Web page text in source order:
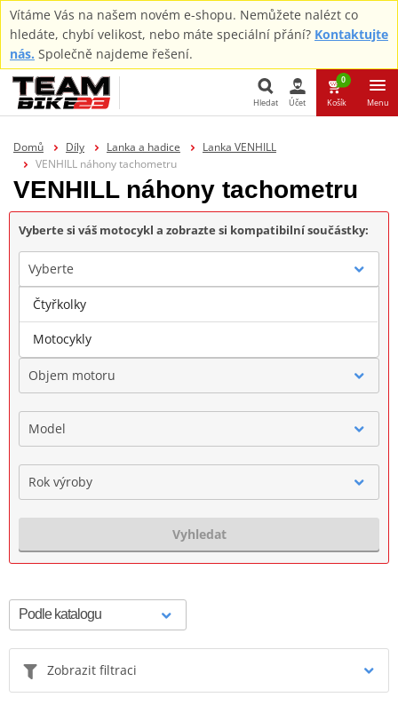
Vítáme Vás na našem novém e-shopu. Nemůžete nalézt co
hledáte, chybí velikost, nebo máte speciální přání? Kontaktujte
nás. Společně najdeme řešení.
Hledat Účet
0
Košík Menu
Domů Díly Lanka a hadice
Lanka VENHILL
VENHILL náhony tachometru
VENHILL náhony tachometru
Vyberte si váš motocykl a zobrazte si kompatibilní součástky:
Vyberte
Značka
Objem motoru
Model
Rok výroby
Vyhledat
Zobrazit filtraci
Čtyřkolky
Motocykly